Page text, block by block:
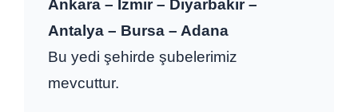
Ankara – İzmir – Diyarbakır –
Antalya – Bursa – Adana
Bu yedi şehirde şubelerimiz
mevcuttur.